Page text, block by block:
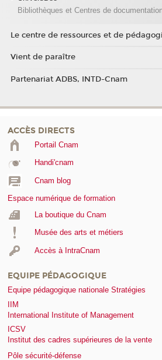
Bibliothèques et Centres de
Le centre de ressources et de
Vient de paraître
Partenariat ADBS, INTD-Cnam
ACCÈS DIRECTS
Portail Cnam
Handi'cnam
Cnam blog
Espace numérique de formation
La boutique du Cnam
Musée des arts et métiers
Accès à IntraCnam
EQUIPE PÉDAGOGIQUE
Equipe pédagogique nationale Stratégies
IIM
International Institute of Management
ICSV
Institut des cadres supérieures de la vente
Pôle sécurité-défense